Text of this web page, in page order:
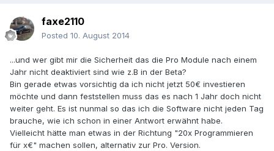
faxe2110
Posted 10. August 2014
...und wer gibt mir die Sicherheit das die Pro Module nach einem
Jahr nicht deaktiviert sind wie z.B in der Beta?
Bin gerade etwas vorsichtig da ich nicht jetzt 50€ investieren
möchte und dann feststellen muss das es nach 1 Jahr doch nicht
weiter geht. Es ist nunmal so das ich die Software nicht jeden Tag
brauche, wie ich schon in einer Antwort erwähnt habe.
Vielleicht hätte man etwas in der Richtung "20x Programmieren
für x€" machen sollen, alternativ zur Pro. Version.